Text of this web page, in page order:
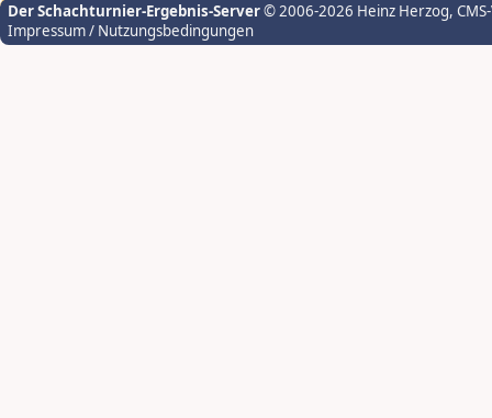
Der Schachturnier-Ergebnis-Server© 2006-2026 Heinz Herzog,
Impressum / Nutzungsbedingungen